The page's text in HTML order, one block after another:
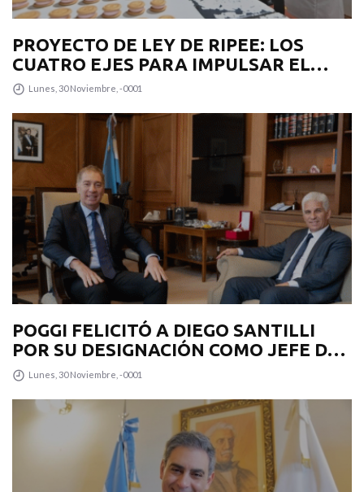
PROYECTO DE LEY DE RIPEE: LOS
CUATRO EJES PARA IMPULSAR EL
DESARROLLO PRODUCTIVO EN LA
Lunes, 30 Noviembre, -0001
POGGI FELICITÓ A DIEGO SANTILLI
POR SU DESIGNACIÓN COMO JEFE DE
GABINETE
Lunes, 30 Noviembre, -0001